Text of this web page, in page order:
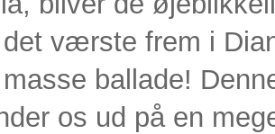
værste frem i
ballade!
os ud på en